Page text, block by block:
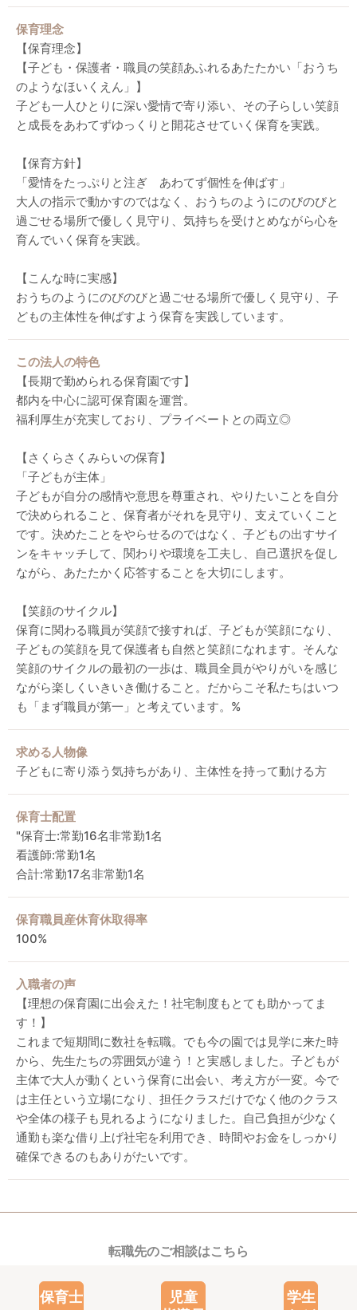
保育理念
【保育理念】
【子ども・保護者・職員の笑顔あふれるあたたかい「おうち
のようなほいくえん」】
子ども一人ひとりに深い愛情で寄り添い、その子らしい笑顔
と成長をあわてずゆっくりと開花させていく保育を実践。
【保育方針】
「愛情をたっぷりと注ぎ あわてず個性を伸ばす」
大人の指示で動かすのではなく、おうちのようにのびのびと
過ごせる場所で優しく見守り、気持ちを受けとめながら心を
育んでいく保育を実践。
【こんな時に実感】
おうちのようにのびのびと過ごせる場所で優しく見守り、子
どもの主体性を伸ばすよう保育を実践しています。
この法人の特色
【長期で勤められる保育園です】
都内を中心に認可保育園を運営。
福利厚生が充実しており、プライベートとの両立◎
【さくらさくみらいの保育】
「子どもが主体」
子どもが自分の感情や意思を尊重され、やりたいことを自分
で決められること、保育者がそれを見守り、支えていくこと
です。決めたことをやらせるのではなく、子どもの出すサイ
ンをキャッチして、関わりや環境を工夫し、自己選択を促し
ながら、あたたかく応答することを大切にします。
【笑顔のサイクル】
保育に関わる職員が笑顔で接すれば、子どもが笑顔になり、
子どもの笑顔を見て保護者も自然と笑顔になれます。そんな
笑顔のサイクルの最初の一歩は、職員全員がやりがいを感じ
ながら楽しくいきいき働けること。だからこそ私たちはいつ
も「まず職員が第一」と考えています。%
求める人物像
子どもに寄り添う気持ちがあり、主体性を持って動ける方
保育士配置
"保育士:常勤16名非常勤1名
看護師:常勤1名
合計:常勤17名非常勤1名
保育職員産休育休取得率
100%
入職者の声
【理想の保育園に出会えた！社宅制度もとても助かってま
す！】
これまで短期間に数社を転職。でも今の園では見学に来た時
から、先生たちの雰囲気が違う！と実感しました。子どもが
主体で大人が動くという保育に出会い、考え方が一変。今で
は主任という立場になり、担任クラスだけでなく他のクラス
や全体の様子も見れるようになりました。自己負担が少なく
通勤も楽な借り上げ社宅を利用でき、時間やお金をしっかり
確保できるのもありがたいです。
転職先のご相談はこちら
保育士
児童
学生